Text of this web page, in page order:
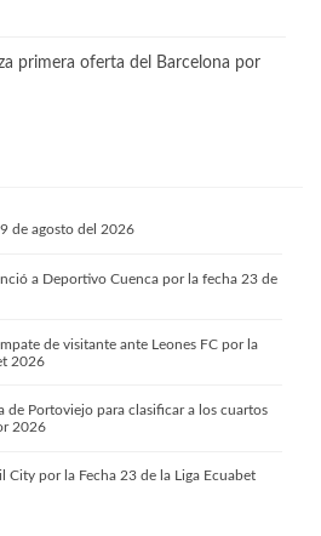
primera oferta del Barcelona por
de agosto del 2026
a Deportivo Cuenca por la fecha 23 de
de visitante ante Leones FC por la
2026
de Portoviejo para clasificar a los cuartos
2026
City por la Fecha 23 de la Liga Ecuabet